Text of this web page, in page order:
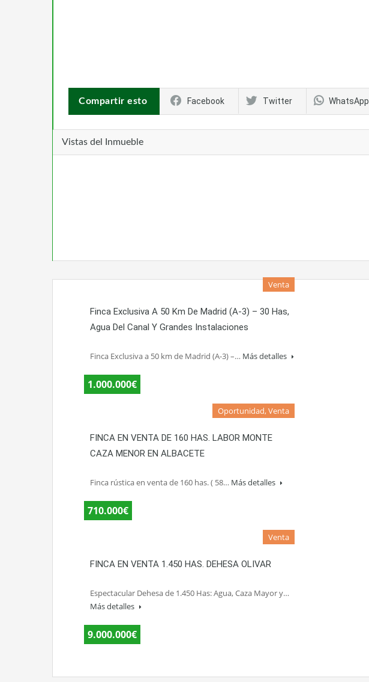
Compartir esto Facebook Twitter WhatsApp
Vistas del Inmueble
Venta
Finca Exclusiva A 50 Km De Madrid (A-3) – 30 Has,
Agua Del Canal Y Grandes Instalaciones
Finca Exclusiva a 50 km de Madrid (A-3) –… Más detalles
1.000.000€
Oportunidad, Venta
FINCA EN VENTA DE 160 HAS. LABOR MONTE
CAZA MENOR EN ALBACETE
Finca rústica en venta de 160 has. ( 58… Más detalles
710.000€
Venta
FINCA EN VENTA 1.450 HAS. DEHESA OLIVAR
Espectacular Dehesa de 1.450 Has: Agua, Caza Mayor y…
Más detalles
9.000.000€